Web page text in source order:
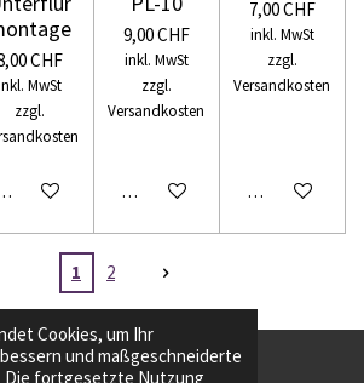
Cookies, um Ihr
und maßgeschneiderte
Die fortgesetzte Nutzung
CHF
MwSt
zzgl.
den Warenkorb
9,00 CHF
inkl. MwSt
zzgl.
Versandkosten
In den Warenkorb
7,00 CHF
inkl. MwSt
zzgl.
Versandkosten
In den
1 2